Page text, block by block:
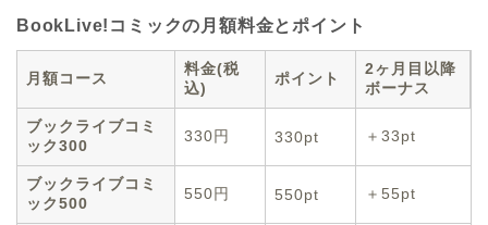
BookLive!コミックの月額料金とポイント
月額コース
料金(税
込)
ポイント
2ヶ月目以降
ボーナス
ブックライブコミ
ック300
330円 330pt ＋33pt
ブックライブコミ
ック500
550円 550pt ＋55pt